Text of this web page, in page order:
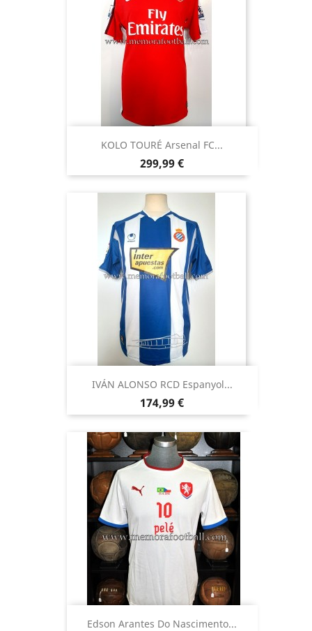
KOLO TOURÉ Arsenal FC...
Precio
299,99 €
IVÁN ALONSO RCD Espanyol...
Precio
174,99 €
Edson Arantes Do Nascimento...